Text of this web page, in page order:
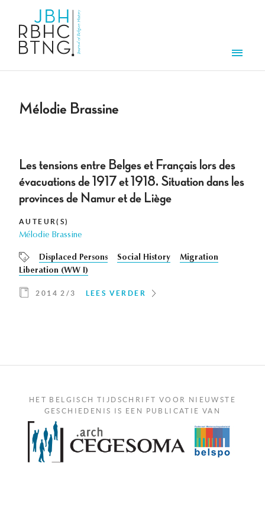
Mélodie Brassine
Les tensions entre Belges et Français lors des
évacuations de 1917 et 1918. Situation dans les
provinces de Namur et de Liège
AUTEUR(S)
Mélodie Brassine
Displaced Persons Social History
Migration
Liberation (WW I)
2014 2/3 LEES VERDER
HET BELGISCH TIJDSCHRIFT VOOR NIEUWSTE
GESCHIEDENIS IS EEN PUBLICATIE VAN